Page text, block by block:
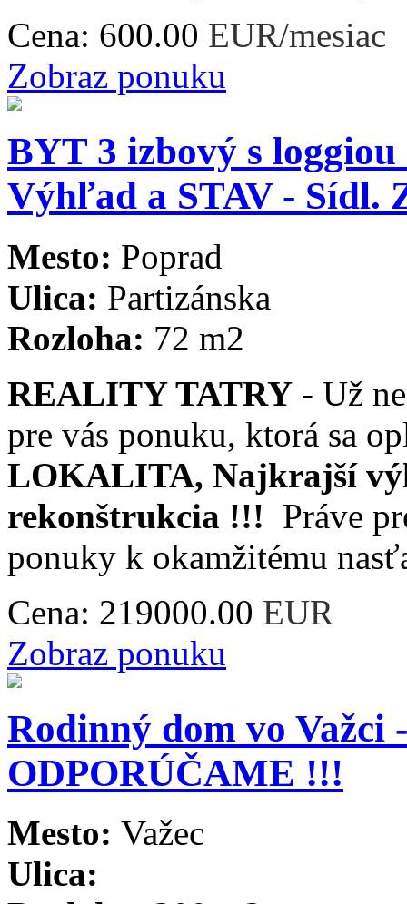
Cena: 600.00 EUR/mesiac
Zobraz ponuku
BYT 3 izbový s
Výhľad a STAV - Sídl.
Mesto: Poprad
Ulica: Partizánska
Rozloha: 72 m2
REALITY TATRY - Už
pre vás ponuku, ktorá sa
LOKALITA, Najkrajší
rekonštrukcia !!! Práve
ponuky k okamžitému
Cena: 219000.00 EUR
Zobraz ponuku
Rodinný dom vo Važci
ODPORÚČAME !!!
Mesto: Važec
Ulica: